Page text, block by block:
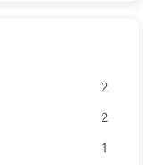
2
2
1